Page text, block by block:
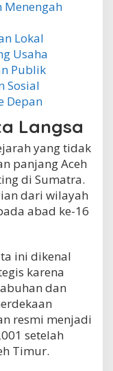
Menengah
Lokal
Usaha
Publik
Sosial
Depan
Langsa
yang tidak
panjang Aceh
di Sumatra.
dari wilayah
abad ke-16
ini dikenal
karena
dan
resmi menjadi
setelah
Timur.